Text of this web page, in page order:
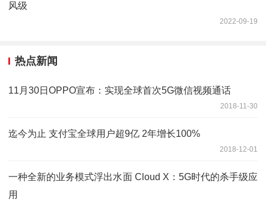
风级
2022-09-19
热点新闻
11月30日OPPO宣布：实现全球首次5G微信视频通话
2018-11-30
迄今为止 支付宝全球用户超9亿 2年增长100%
2018-12-01
一种全新的业务模式浮出水面 Cloud X：5G时代的杀手级应
用